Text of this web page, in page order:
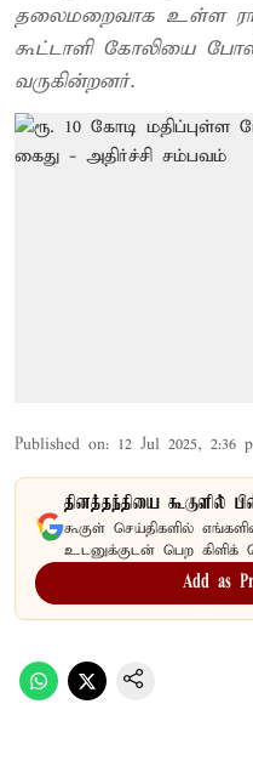
தலைமறைவாக உள்ள
கூட்டாளி கோலியை
வருகின்றனர்.
Published on: 12 Jul 2025, 2:36
தினத்தந்தியை கூகுளில்
கூகுள் செய்திகளில்
உடனுக்குடன் பெற கிளிக்
Add as